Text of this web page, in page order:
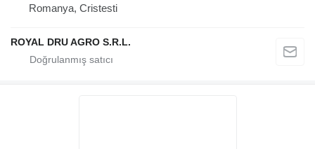
Romanya, Cristesti
ROYAL DRU AGRO S.R.L.